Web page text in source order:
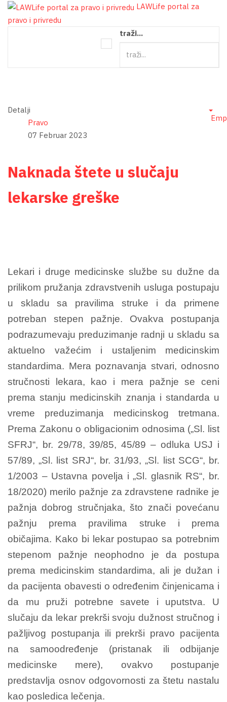
LAWLife portal za
pravo i privredu
traži...
Detalji
Pravo
07 Februar 2023
Naknada štete u slučaju
lekarske greške
Lekari i druge medicinske službe su dužne da
prilikom pružanja zdravstvenih usluga postupaju
u skladu sa pravilima struke i da primene
potreban stepen pažnje. Ovakva postupanja
podrazumevaju preduzimanje radnji u skladu sa
aktuelno važećim i ustaljenim medicinskim
standardima. Mera poznavanja stvari, odnosno
stručnosti lekara, kao i mera pažnje se ceni
prema stanju medicinskih znanja i standarda u
vreme preduzimanja medicinskog tretmana.
Prema Zakonu o obligacionim odnosima („Sl. list
SFRJ“, br. 29/78, 39/85, 45/89 – odluka USJ i
57/89, „Sl. list SRJ“, br. 31/93, „Sl. list SCG“, br.
1/2003 – Ustavna povelja i „Sl. glasnik RS“, br.
18/2020) merilo pažnje za zdravstene radnike je
pažnja dobrog stručnjaka, što znači povećanu
pažnju prema pravilima struke i prema
običajima. Kako bi lekar postupao sa potrebnim
stepenom pažnje neophodno je da postupa
prema medicinskim standardima, ali je dužan i
da pacijenta obavesti o određenim činjenicama i
da mu pruži potrebne savete i uputstva. U
slučaju da lekar prekrši svoju dužnost stručnog i
pažljivog postupanja ili prekrši pravo pacijenta
na samoodređenje (pristanak ili odbijanje
medicinske mere), ovakvo postupanje
predstavlja osnov odgovornosti za štetu nastalu
kao posledica lečenja.